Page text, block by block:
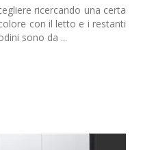
ricercando una certa
con il letto e i restanti
sono da ...